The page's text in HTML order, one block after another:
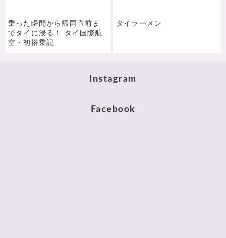
乗った瞬間から帰国直前ま
でタイに浸る！ タイ国際航
空・初搭乗記
タイラーメン
Instagram
Facebook